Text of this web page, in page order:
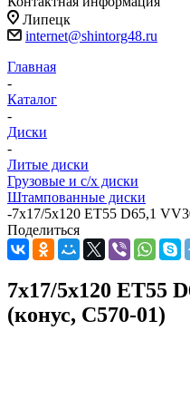
Липецк
internet@shintorg48.ru
Главная
-
Каталог
-
Диски
-
Литые диски
Грузовые и с/х диски
Штампованные диски
-7x17/5x120 ET55 D65,1
Поделиться
7x17/5x120 ET55
(конус, C570-01)